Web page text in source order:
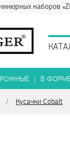
наборов
| В
/ Кусачки Cobalt